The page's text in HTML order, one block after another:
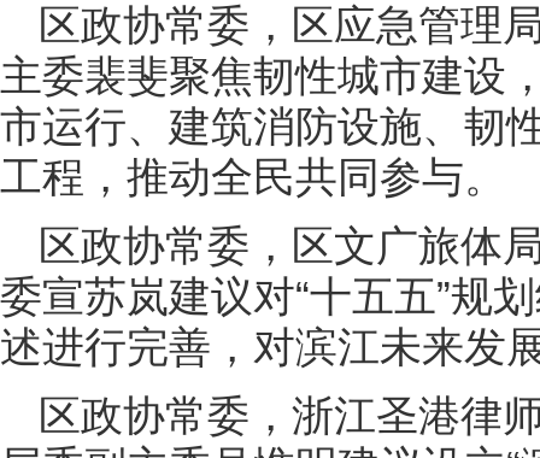
区政协常委，区应急管理
主委裴斐聚焦韧性城市建设
市运行、建筑消防设施、韧
工程，推动全民共同参与。
区政协常委，区文广旅体
委宣苏岚建议对“十五五”规
述进行完善，对滨江未来发
区政协常委，浙江圣港律